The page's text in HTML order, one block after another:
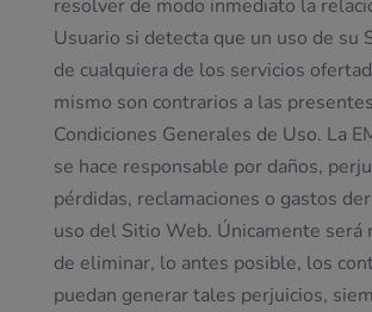
resolver de modo inmediato la
Usuario si detecta que un uso de su
de cualquiera de los servicios
mismo son contrarios a las presentes
Condiciones Generales de Uso. La
se hace responsable por daños,
pérdidas, reclamaciones o gastos
uso del Sitio Web. Únicamente será
de eliminar, lo antes posible, los
puedan generar tales perjuicios,